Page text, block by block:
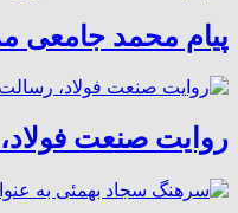
پیام محمد جامعی
روایت صنعت